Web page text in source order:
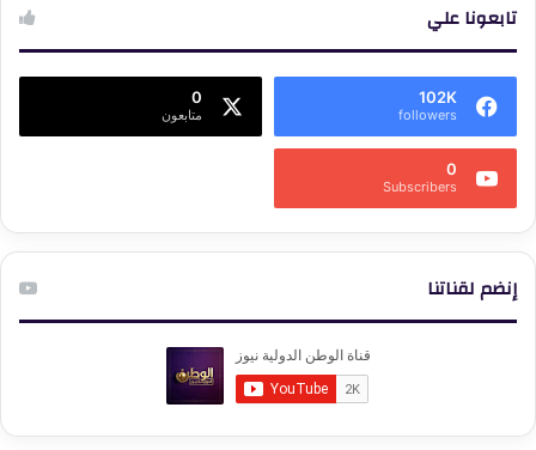
تابعونا علي
102K
followers
0
متابعون
0
Subscribers
إنضم لقناتنا